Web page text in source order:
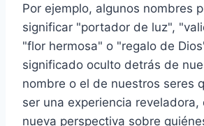
Por ejemplo, algunos nombres
significar "portador de luz",
"flor hermosa" o "regalo de
significado oculto detrás de
nombre o el de nuestros seres
ser una experiencia reveladora,
nueva perspectiva sobre